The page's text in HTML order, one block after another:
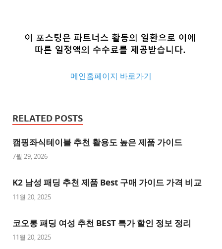
메인홈페이지 바로가기
사
이
트
천
사
트
1
RELATED POSTS
캠핑좌식테이블 추천 활용도 높은 제품 가이드
7월 29, 2026
K2 남성 패딩 추천 제품 Best 구매 가이드 가격 비교
11월 20, 2025
코오롱 패딩 여성 추천 BEST 특가 할인 정보 정리
11월 20, 2025